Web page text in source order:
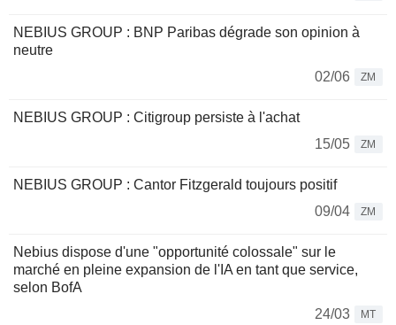
NEBIUS GROUP : BNP Paribas dégrade son opinion à
neutre
02/06
ZM
NEBIUS GROUP : Citigroup persiste à l'achat
15/05
ZM
NEBIUS GROUP : Cantor Fitzgerald toujours positif
09/04
ZM
Nebius dispose d'une "opportunité colossale" sur le
marché en pleine expansion de l'IA en tant que service,
selon BofA
24/03
MT